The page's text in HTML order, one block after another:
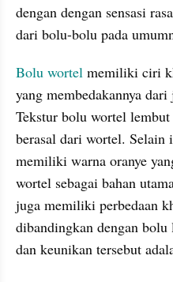
dengan dengan sensasi
dari bolu-bolu pada
Bolu wortel memiliki ciri
yang membedakannya
Tekstur bolu wortel lembut
berasal dari wortel.
memiliki warna oranye
wortel sebagai bahan
juga memiliki perbedaan
dibandingkan dengan bolu
dan keunikan tersebut